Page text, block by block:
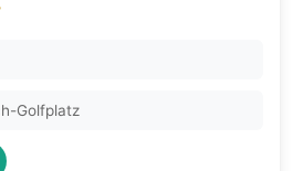
Golfplatz